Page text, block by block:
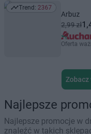
Trend: 2367
Trend: 2367
Arbuz
2,99 zł
Oferta
Zobacz
Najlepsze
Najlepsze promocje w
znaleźć w takich